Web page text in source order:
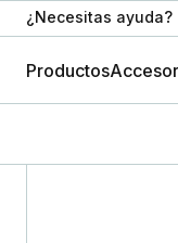
¿Necesitas ayuda?
Productos